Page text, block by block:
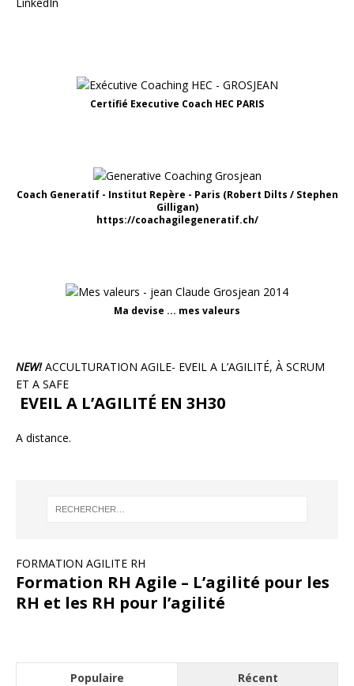
Certifié Executive Coach HEC PARIS
Coach Generatif - Institut Repère - Paris (Robert Dilts / Stephen
Gilligan)
https://coachagilegeneratif.ch/
Ma devise ... mes valeurs
NEW!ACCULTURATION AGILE- EVEIL A L’AGILITÉ, À SCRUM
ET A SAFE
EVEIL A L’AGILITÉ EN 3H30
A distance.
FORMATION AGILITE RH
Formation RH Agile – L’agilité pour les
RH et les RH pour l’agilité
Populaire Récent